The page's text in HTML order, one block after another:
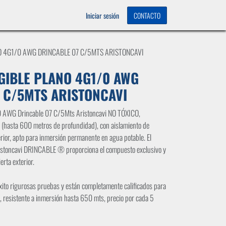
Iniciar sesión CONTACTO
4G1/0 AWG DRINCABLE 07 C/5MTS ARISTONCAVI
PLANO 4G1/0 AWG
5MTS ARISTONCAVI
Drincable 07 C/5Mts Aristoncavi NO TÓXICO,
(hasta 600 metros de profundidad), con aislamiento de
apto para inmersión permanente en agua potable. El
DRINCABLE ® proporciona el compuesto exclusivo y
exterior.
rigurosas pruebas y están completamente calificados para
a inmersión hasta 650 mts, precio por cada 5